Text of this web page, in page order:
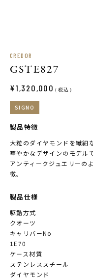
CREDOR
GSTE827
¥1,320,000（税込）
SIGNO
製品特徴
大粒のダイヤモンドを繊細
華やかなデザインのモデル
アンティークジュエリーの
徴。
製品仕様
駆動方式
クオーツ
キャリバーNo
1E70
ケース材質
ステンレススチール
ダイヤモンド